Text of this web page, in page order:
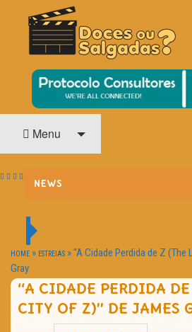
DOCES OU SALGADAS?
O Cinema? Uma Paixão!!
Menu
NEWS
PASSATEMPOS
HOME CINEMA
NOTA PESSOAL
HOME » ESTREIAS »“A Cidade Perdida de Z
Gray
“A CIDADE PERDIDA
CITY OF Z)” DE JAMES